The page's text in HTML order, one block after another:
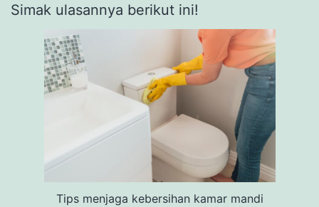
Simak ulasannya berikut ini!
Tips menjaga kebersihan kamar mandi